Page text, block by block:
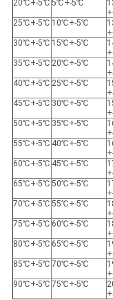
20℃+-5℃ 5℃+-5℃
25℃+-5℃ 10℃+-5℃
30℃+-5℃ 15℃+-5℃
35℃+-5℃ 20℃+-5℃
40℃+-5℃ 25℃+-5℃
45℃+-5℃ 30℃+-5℃
50℃+-5℃ 35℃+-5℃
55℃+-5℃ 40℃+-5℃
60℃+-5℃ 45℃+-5℃
65℃+-5℃ 50℃+-5℃
70℃+-5℃ 55℃+-5℃
75℃+-5℃ 60℃+-5℃
80℃+-5℃ 65℃+-5℃
85℃+-5℃ 70℃+-5℃
90℃+-5℃ 75℃+-5℃